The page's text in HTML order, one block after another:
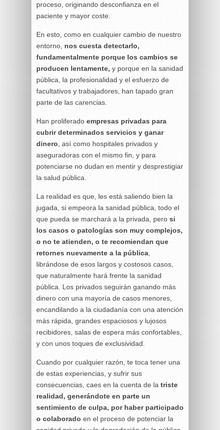
proceso, originando desconfianza en el
paciente y mayor coste.
En esto, como en cualquier cambio de nuestro
entorno, nos cuesta detectarlo,
fundamentalmente porque los cambios se
producen lentamente, y porque en la sanidad
pública, la profesionalidad y el esfuerzo de
facultativos y trabajadores, han tapado gran
parte de las carencias.
Han proliferado empresas privadas para
cubrir determinados servicios y ganar
dinero , así como hospitales privados y
aseguradoras con el mismo fin, y para
potenciarse no dudan en mentir y desprestigiar
la salud pública.
La realidad es que, les está saliendo bien la
jugada, si empeora la sanidad pública, todo el
que pueda se marchará a la privada, pero si
los casos o patologías son muy complejos,
o no te atienden, o te recomiendan que
retornes nuevamente a la pública
librándose de esos largos y costosos casos,
que naturalmente hará frente la sanidad
pública. Los privados seguirán ganando más
dinero con una mayoría de casos menores,
encandilando a la ciudadanía con una atención
más rápida, grandes espaciosos y lujosos
recibidores, salas de espera más confortables,
y con unos toques de exclusividad.
Cuando por cualquier razón, te toca tener una
de estas experiencias, y sufrir sus
consecuencias, caes en la cuenta de la triste
realidad, generándote en parte un
sentimiento de culpa, por haber participado
o colaborado en el proceso de potenciar la